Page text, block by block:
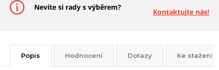
Nevíte si rady s výběrem?
Kontaktujte nás!
Popis Hodnocení Dotazy Ke stažení